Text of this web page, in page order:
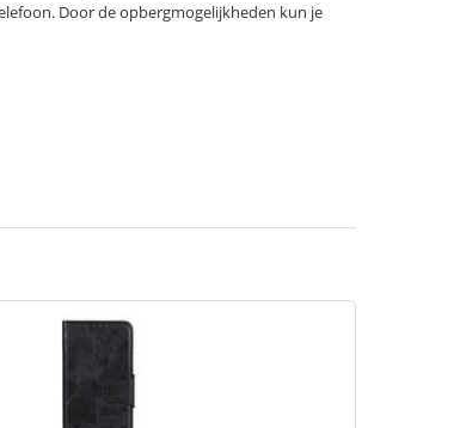
Door de opbergmogelijkheden kun je